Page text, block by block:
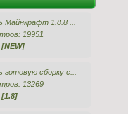
Майнкрафт 1.8.8 ...
19951
[NEW]
готовую сборку с...
13269
[1.8]